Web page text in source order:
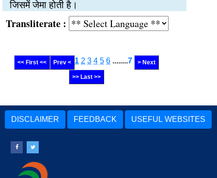
जिसमें जेमा होती है।
:
<< First << Prev < 1 2 3 4 5 6 ........7 > Next
>> Last >>
DISCLAIMER FEEDBACK USEFUL WEBSITES